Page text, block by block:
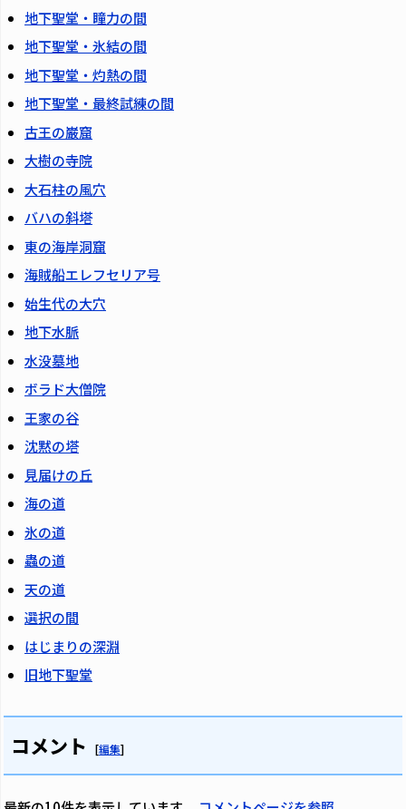
地下聖堂・瞳力の間
地下聖堂・氷結の間
地下聖堂・灼熱の間
地下聖堂・最終試練の間
古王の巌窟
大樹の寺院
大石柱の風穴
バハの斜塔
東の海岸洞窟
海賊船エレフセリア号
始生代の大穴
地下水脈
水没墓地
ボラド大僧院
王家の谷
沈黙の塔
見届けの丘
海の道
氷の道
蟲の道
天の道
選択の間
はじまりの深淵
旧地下聖堂
コメント [編集]